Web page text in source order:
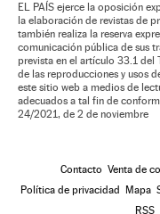
EL PAÍS ejerce la oposición
la elaboración de revistas de
también realiza la reserva
comunicación pública de sus
prevista en el artículo 33.1 del
de las reproducciones y usos
este sitio web a medios de
adecuados a tal fin de
24/2021, de 2 de noviembre
Contacto Venta de
Política de privacidad
Mapa
RSS